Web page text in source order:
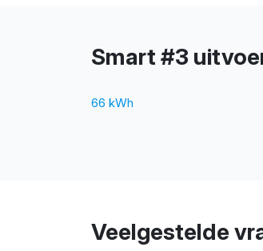
Smart #3
66 kWh
Veelgestelde